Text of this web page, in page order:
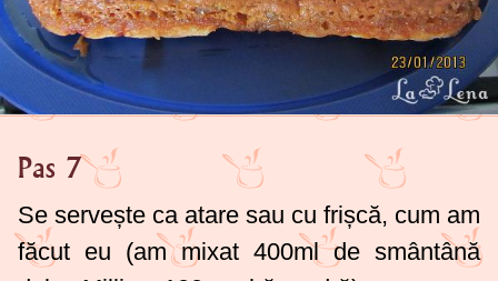
Pas 7
Se servește ca atare sau cu frișcă, cum am
făcut eu (am mixat 400mlde smântână